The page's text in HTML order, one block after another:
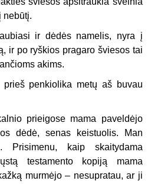
nebūtį.
ir dėdės namelis, nyra į
ir po ryškios pragaro šviesos tai
akims.
penkiolika metų aš buvau
prieigose mama paveldėjo
dėdė, senas keistuolis. Man
Prisimenu, kaip skaitydama
testamento kopiją mama
murmėjo – nesupratau, ar ji